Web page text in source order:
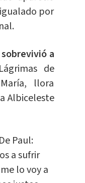
por
a
de
llora
Albiceleste
Paul:
a sufrir
lo voy a